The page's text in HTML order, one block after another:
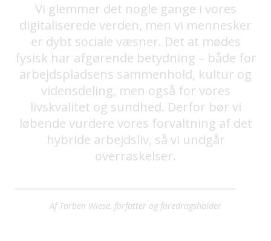
Vi glemmer det nogle gange i vores
digitaliserede verden, men vi mennesker
er dybt sociale væsner. Det at mødes
fysisk har afgørende betydning – både for
arbejdspladsens sammenhold, kultur og
vidensdeling, men også for vores
livskvalitet og sundhed. Derfor bør vi
løbende vurdere vores forvaltning af det
hybride arbejdsliv, så vi undgår
overraskelser.
Af Torben Wiese, forfatter og foredragsholder